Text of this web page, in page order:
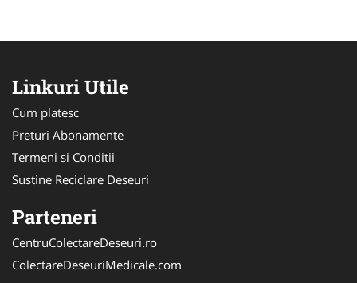
Linkuri Utile
Cum platesc
Preturi Abonamente
Termeni si Conditii
Sustine Reciclare Deseuri
Parteneri
CentruColectareDeseuri.ro
ColectareDeseuriMedicale.com